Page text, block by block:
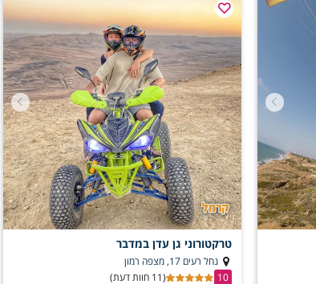
טרקטורוני גן עדן במדבר
נחל רעים 17, מצפה רמון
10
(11 חוות דעת)